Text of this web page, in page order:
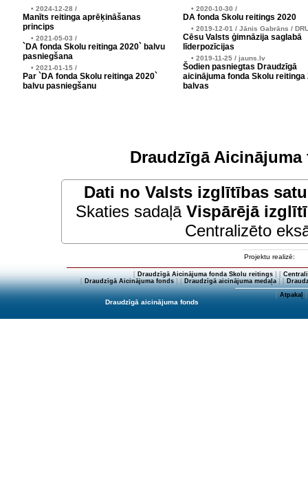
• 2024-12-28 /
Manīts reitinga aprēķināšanas
princips
• 2021-05-03 /
`DA fonda Skolu reitinga 2020` balvu
pasniegšana
• 2021-01-15 /
Par `DA fonda Skolu reitinga 2020`
balvu pasniegšanu
• 2020-10-30 /
DA fonda Skolu reitings 2020
• 2019-12-01 / Jānis Gabrāns /
Cēsu Valsts ģimnāzija saglabā
līderpozīcijas
• 2019-11-25 / jauns.lv
Šodien pasniegtas Draudzīgā
aicinājuma fonda Skolu reitinga
balvas
Draudzīgā
Dati no Valsts izglītības
Skaties sadaļā Vispārējā
Centralizēto
Projektu realizē:
[ Draudzīgā Aicinājuma fonda Skolu reitings] [
[Draudzīgā Aicinājuma fonds] [Draudzīgā aicinājuma medaļa] [
[Atpakaļ]
Draudzīgā aicinājuma fonds